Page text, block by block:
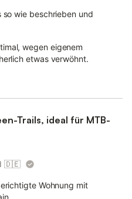
so wie beschrieben und
wegen eigenem
etwas verwöhnt.
Trails, ideal für MTB-
🇩🇪
Wohnung mit